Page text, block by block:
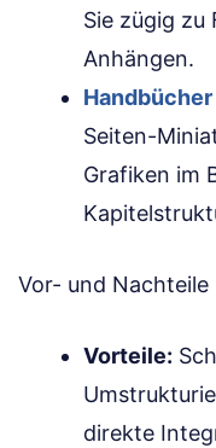
Sie zügig zu
Anhängen.
Handbücher
Seiten-
Grafiken im
Vor- und
Vorteile:
direkte